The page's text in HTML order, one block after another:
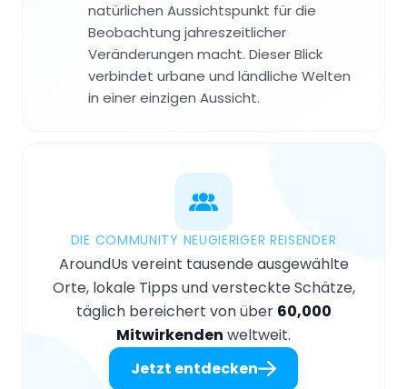
natürlichen Aussichtspunkt für die
Beobachtung jahreszeitlicher
Veränderungen macht. Dieser Blick
verbindet urbane und ländliche Welten
in einer einzigen Aussicht.
DIE COMMUNITY NEUGIERIGER REISENDER
AroundUs vereint tausende ausgewählte
Orte, lokale Tipps und versteckte Schätze,
täglich bereichert von über 60,000
Mitwirkenden weltweit.
Jetzt entdecken